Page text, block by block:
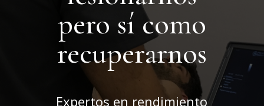
pero sí como
recuperarnos
Expertos en rendimiento